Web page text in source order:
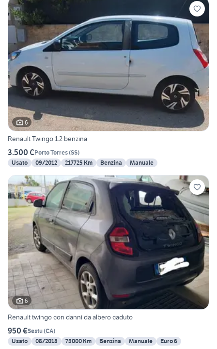
6
Renault Twingo 1.2 benzina
3.500 €Porto Torres(SS)
Usato
09/2012 217725 Km Benzina Manuale
6
Renault twingo con danni da albero caduto
950 €Sestu(CA)
Usato
08/2018 75000 Km Benzina Manuale Euro 6